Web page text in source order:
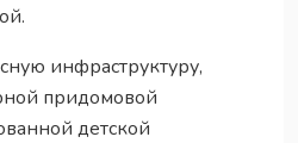
инфраструктуру,
придомовой
детской